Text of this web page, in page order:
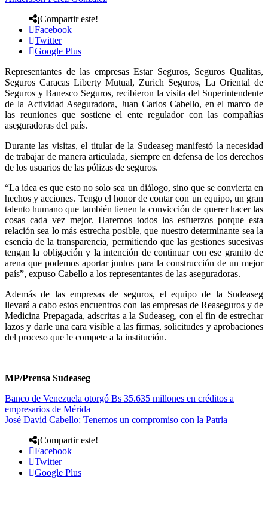
¡Compartir este!
Facebook
Twitter
Google Plus
Representantes de las empresas Estar Seguros, Seguros Qualitas,
Seguros Caracas Liberty Mutual, Zurich Seguros, La Oriental de
Seguros y Banesco Seguros, recibieron la visita del Superintendente
de la Actividad Aseguradora, Juan Carlos Cabello, en el marco de
las reuniones que sostiene el ente regulador con las compañías
aseguradoras del país.
Durante las visitas, el titular de la Sudeaseg manifestó la necesidad
de trabajar de manera articulada, siempre en defensa de los derechos
de los usuarios de las pólizas de seguros.
“La idea es que esto no solo sea un diálogo, sino que se convierta en
hechos y acciones. Tengo el honor de contar con un equipo, un gran
talento humano que también tienen la convicción de querer hacer las
cosas cada vez mejor. Haremos todos los esfuerzos porque esta
relación sea lo más estrecha posible, que nuestro determinante sea la
esencia de la transparencia, permitiendo que las gestiones sucesivas
tengan la obligación y la intención de continuar con ese granito de
arena que podemos aportar juntos para la construcción de un mejor
país”, expuso Cabello a los representantes de las aseguradoras.
Además de las empresas de seguros, el equipo de la Sudeaseg
llevará a cabo estos encuentros con las empresas de Reaseguros y de
Medicina Prepagada, adscritas a la Sudeaseg, con el fin de estrechar
lazos y darle una cara visible a las firmas, solicitudes y aprobaciones
del proceso que le compete a la institución.
MP/Prensa Sudeaseg
Banco de Venezuela otorgó Bs 35.635 millones en créditos a
empresarios de Mérida
José David Cabello: Tenemos un compromiso con la Patria
¡Compartir este!
Facebook
Twitter
Google Plus